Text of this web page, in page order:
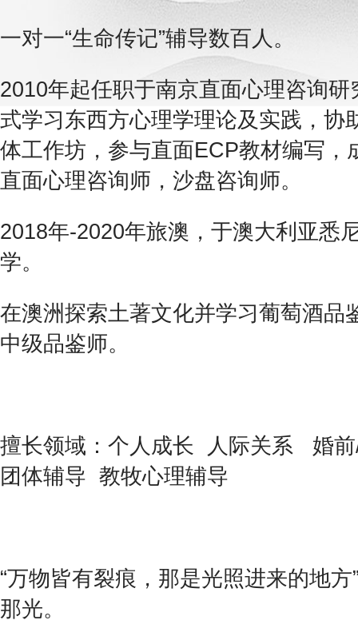
一对一“生命传记”辅导数百人。
2010年起任职于南京直面心理咨询
式学习东西方心理学理论及实践，协
体工作坊，参与直面ECP教材编写，
直面心理咨询师，沙盘咨询师。
2018年-2020年旅澳，于澳大利亚悉
学。
在澳洲探索土著文化并学习葡萄酒品
中级品鉴师。
擅长领域：个人成长 人际关系 婚
团体辅导 教牧心理辅导
“万物皆有裂痕，那是光照进来的地
那光。